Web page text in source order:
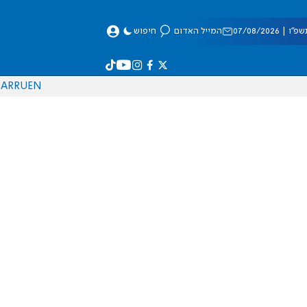
08/2026 המייל האדום חיפוש
EN
RU
AR